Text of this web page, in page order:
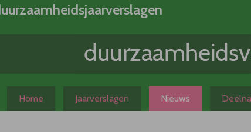
Home Jaarverslagen Nieuws